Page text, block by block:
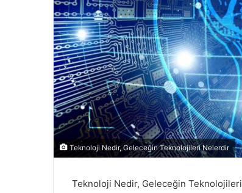
e
r
m
e
k
Teknoloji Nedir, Geleceğin Teknolojileri Nelerdir
Teknoloji Nedir, Geleceğin